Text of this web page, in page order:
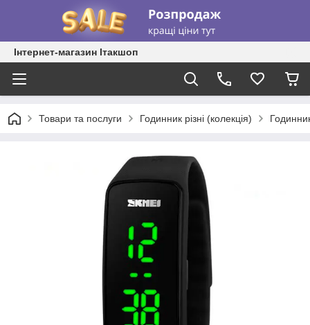
Інтернет-магазин Ітакшоп
Товари та послуги Годинник різні (колекція)